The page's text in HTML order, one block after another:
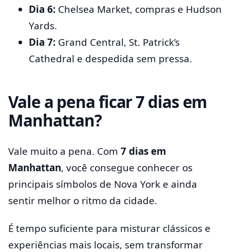
Dia 6: Chelsea Market, compras e Hudson
Yards.
Dia 7: Grand Central, St. Patrick’s
Cathedral e despedida sem pressa.
Vale a pena ficar 7 dias em
Manhattan?
Vale muito a pena. Com 7 dias em
Manhattan, você consegue conhecer os
principais símbolos de Nova York e ainda
sentir melhor o ritmo da cidade.
É tempo suficiente para misturar clássicos e
experiências mais locais, sem transformar